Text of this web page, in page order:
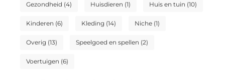
Gezondheid (4) Huisdieren (1) Huis en tuin (10)
Kinderen (6) Kleding (14) Niche(1)
Overig (13) Speelgoed en spellen (2)
Voertuigen (6)